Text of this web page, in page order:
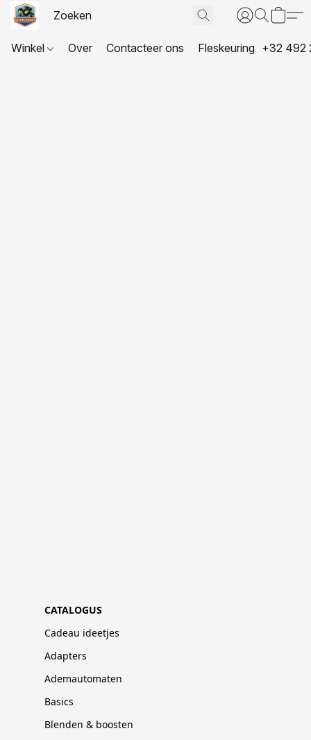
Winkel Over Contacteer ons Fleskeuring +32 492
CATALOGUS
Cadeau ideetjes
Adapters
Ademautomaten
Basics
Blenden & boosten